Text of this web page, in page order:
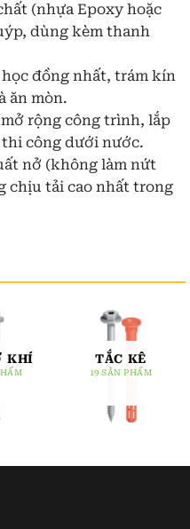
(nhựa Epoxy hoặc
dùng kèm thanh
học đồng nhất, trám kín
ăn mòn.
rộng công trình, lắp
công dưới nước.
nở (không làm nứt
chịu tải cao nhất trong
KHÍ TẮC KÊ
19 SẢN PHẨM